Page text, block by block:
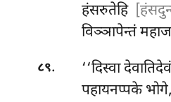
हंसरुतेहि
विञ्ञापेन्तं
८९. ‘‘दिस्वा
पहायनप्पके